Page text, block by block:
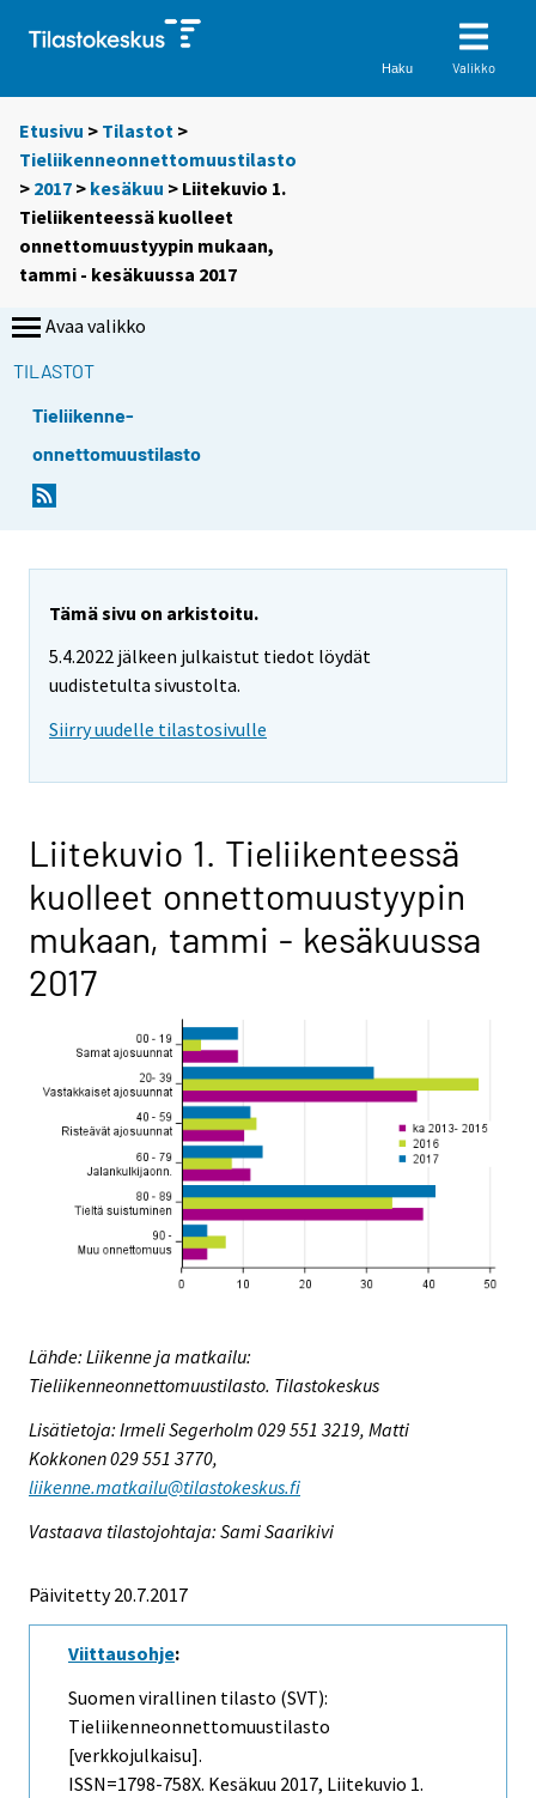
Haku Valikko
Etusivu > Tilastot >
Tieliikenneonnettomuustilasto
> 2017 > kesäkuu > Liitekuvio 1.
Tieliikenteessä kuolleet
onnettomuustyypin mukaan,
tammi - kesäkuussa 2017
Avaa valikko
TILASTOT
Tieliikenne-
onnettomuustilasto
Tämä sivu on arkistoitu.
5.4.2022 jälkeen julkaistut tiedot löydät
uudistetulta sivustolta.
Siirry uudelle tilastosivulle
Liitekuvio 1. Tieliikenteessä
kuolleet onnettomuustyypin
mukaan, tammi - kesäkuussa
2017
Lähde: Liikenne ja matkailu:
Tieliikenneonnettomuustilasto. Tilastokeskus
Lisätietoja: Irmeli Segerholm 029 551 3219, Matti
Kokkonen 029 551 3770,
liikenne.matkailu@tilastokeskus.fi
Vastaava tilastojohtaja: Sami Saarikivi
Päivitetty 20.7.2017
Viittausohje:
Suomen virallinen tilasto (SVT):
Tieliikenneonnettomuustilasto
[verkkojulkaisu].
ISSN=1798-758X. Kesäkuu 2017, Liitekuvio 1.